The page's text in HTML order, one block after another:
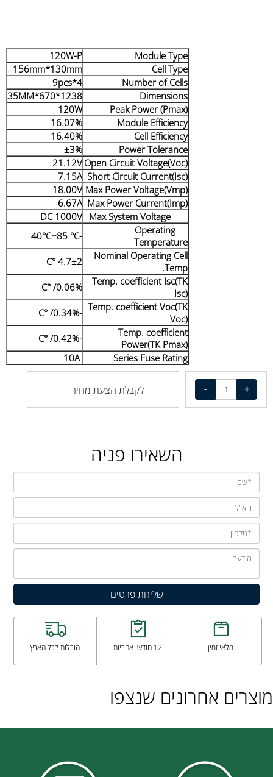
Module Type
120W-P
Cell Type
156mm*130mm
Number of Cells
4*9pcs
Dimensions
1238*670*35MM
Peak Power (Pmax)
120W
Module Efficiency
16.07%
Cell Efficiency
16.40%
Power Tolerance
±3%
Open Circuit Voltage(Voc)
21.12V
Short Circuit Current(Isc)
7.15A
Max Power Voltage(Vmp)
18.00V
Max Power Current(Imp)
6.67A
DC 1000V
Operating
Temperature
-40°C~85 °C
Nominal Operating Cell
Temp.
4.7±2 °C
Temp. coefficient Isc(TK
Isc)
0.06%/ °C
Temp. coefficient Voc(TK
Voc)
-0.34%/ °C
Temp. coefficient
Power(TK Pmax)
-0.42%/ °C
Series Fuse Rating
10A
לקבלת הצעת מחיר
השאירו פניה
מלאי זמין 12 חודשי אחריות הובלות לכל הארץ
מוצרים אחרונים שנצפו